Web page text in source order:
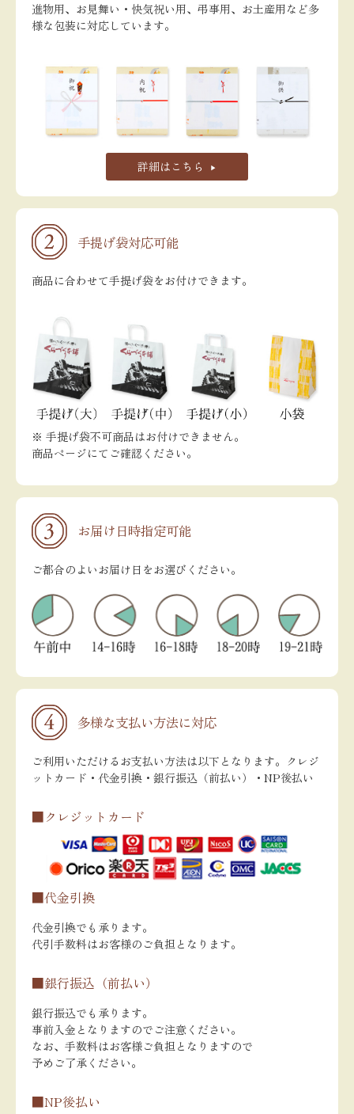
進物用、お見舞い・快気祝い用、弔事用、お土産用など多
様な包装に対応しています。
詳細はこちら
手提げ袋対応可能
商品に合わせて手提げ袋をお付けできます。
※ 手提げ袋不可商品はお付けできません。
商品ページにてご確認ください。
お届け日時指定可能
ご都合のよいお届け日をお選びください。
多様な支払い方法に対応
ご利用いただけるお支払い方法は以下となります。クレジ
ットカード・代金引換・銀行振込（前払い）・NP後払い
■クレジットカード
■代金引換
代金引換でも承ります。
代引手数料はお客様のご負担となります。
■銀行振込（前払い）
銀行振込でも承ります。
事前入金となりますのでご注意ください。
なお、手数料はお客様ご負担となりますので
予めご了承ください。
■NP後払い